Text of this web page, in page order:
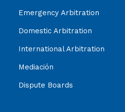
Emergency Arbitration
Domestic Arbitration
International Arbitration
Mediación
Dispute Boards